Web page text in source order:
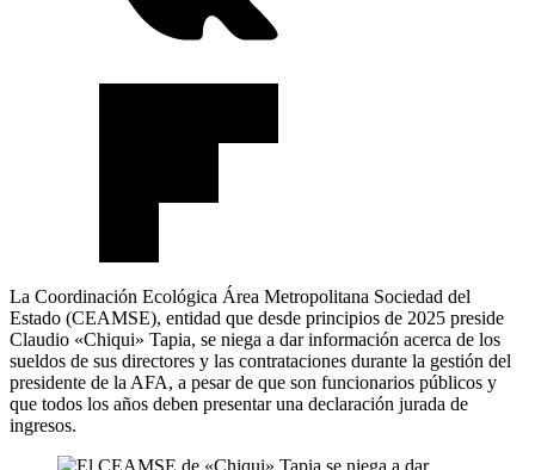
La Coordinación Ecológica Área Metropolitana Sociedad del
Estado (CEAMSE), entidad que desde principios de 2025 preside
Claudio «Chiqui» Tapia, se niega a dar información acerca de los
sueldos de sus directores y las contrataciones durante la gestión del
presidente de la AFA, a pesar de que son funcionarios públicos y
que todos los años deben presentar una declaración jurada de
ingresos.